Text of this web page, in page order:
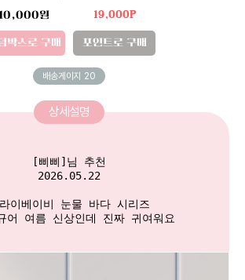
10,000원
박스로 구매
19,000P
포인트로 구매
배송게이지 20
상세설명
[삐삐]님 추천
2026.05.22
이베이비 눈물 바다 시리즈
어 여름 신상인데 진짜 귀여워요